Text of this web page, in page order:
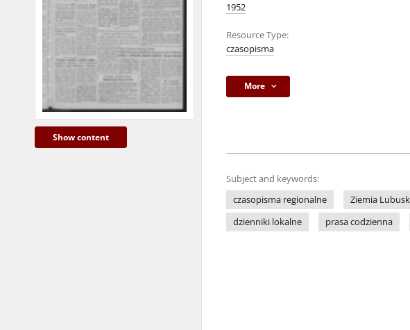
Show content
1952
Resource Type:
czasopisma
More
Subject and keywords:
czasopisma regionalne
Ziemia
dzienniki lokalne
prasa codzienna